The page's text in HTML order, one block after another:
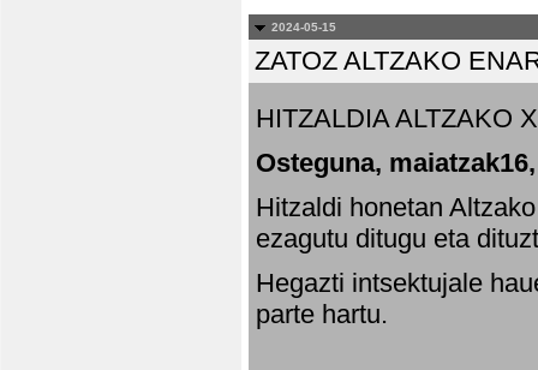
2024-05-15
ZATOZ ALTZAKO
HITZALDIA ALTZAKO
Osteguna,
Hitzaldi honetan
ezagutu ditugu eta
Hegazti intsektujale
parte hartu.